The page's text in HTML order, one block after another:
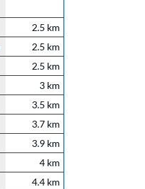
2.5 km
2.5 km
2.5 km
3 km
3.5 km
3.7 km
3.9 km
4 km
4.4 km